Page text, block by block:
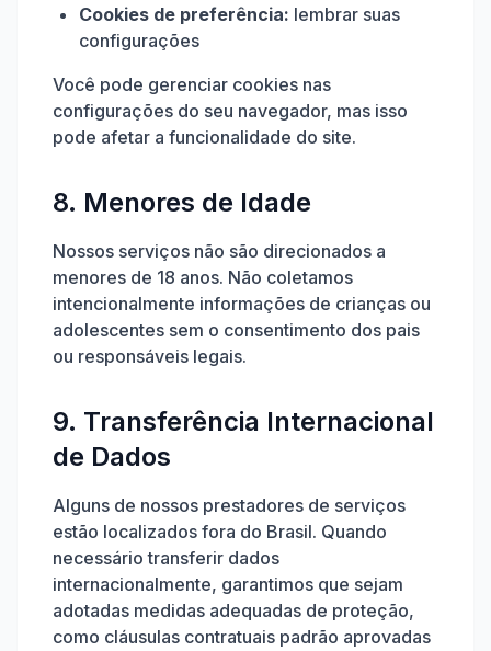
Cookies de preferência: lembrar suas
configurações
Você pode gerenciar cookies nas
configurações do seu navegador, mas isso
pode afetar a funcionalidade do site.
8. Menores de Idade
Nossos serviços não são direcionados a
menores de 18 anos. Não coletamos
intencionalmente informações de crianças ou
adolescentes sem o consentimento dos pais
ou responsáveis legais.
9. Transferência Internacional
de Dados
Alguns de nossos prestadores de serviços
estão localizados fora do Brasil. Quando
necessário transferir dados
internacionalmente, garantimos que sejam
adotadas medidas adequadas de proteção,
como cláusulas contratuais padrão aprovadas